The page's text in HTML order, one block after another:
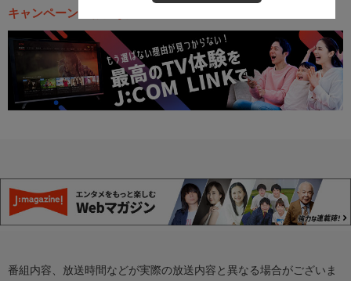
キャンペーン・お得な情報
番組内容、放送時間などが実際の放送内容と異なる場合がございま